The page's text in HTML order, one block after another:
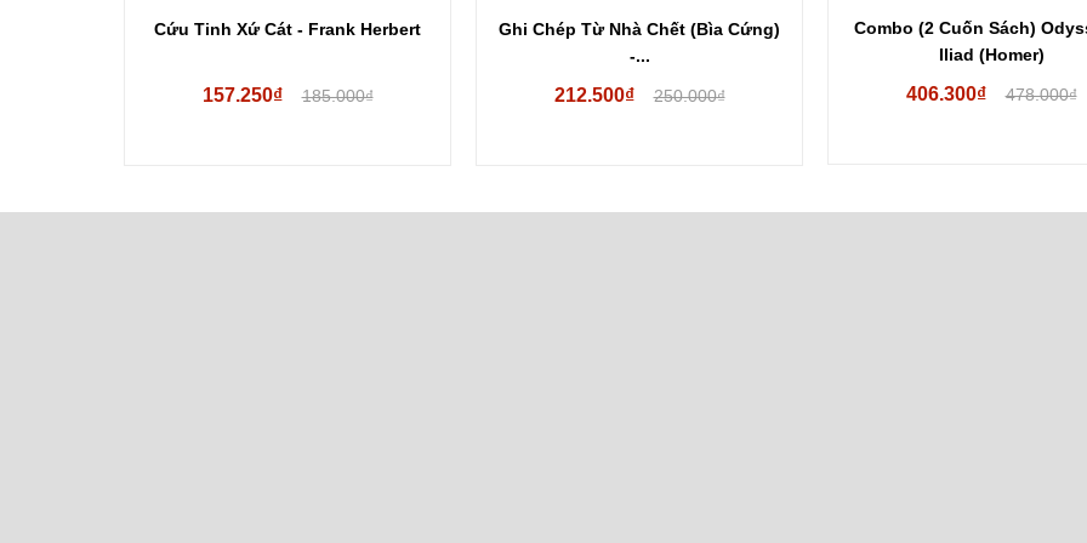
Cứu Tinh Xứ Cát - Frank Herbert
157.250₫ 185.000₫
Ghi Chép Từ Nhà Chết (Bìa Cứng)
-...
212.500₫ 250.000₫
Combo (2 Cuốn Sách)
Iliad (Homer)
406.300₫ 478.000₫